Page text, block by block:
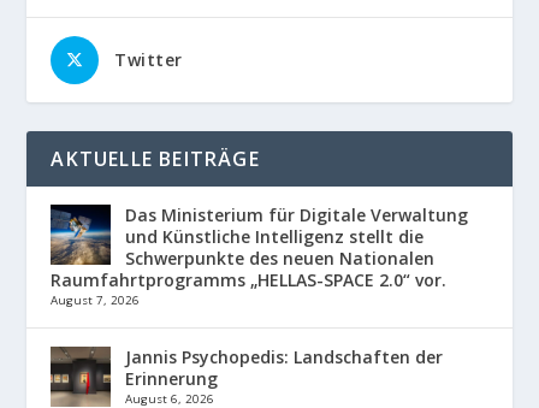
Twitter
AKTUELLE BEITRÄGE
Das Ministerium für Digitale Verwaltung
und Künstliche Intelligenz stellt die
Schwerpunkte des neuen Nationalen
Raumfahrtprogramms „HELLAS-SPACE 2.0“ vor.
August 7, 2026
Jannis Psychopedis: Landschaften der
Erinnerung
August 6, 2026